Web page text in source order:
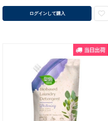
ログインして購入